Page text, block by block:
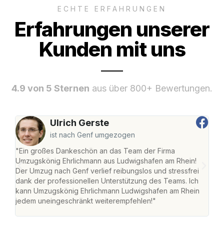
ECHTE ERFAHRUNGEN
Erfahrungen unserer
Kunden mit uns
4.9 von 5 Sternen aus über 800+ Bewertungen.
Ulrich Gerste
ist nach Genf umgezogen
"Ein großes Dankeschön an das Team der Firma
Umzugskönig Ehrlichmann aus Ludwigshafen am Rhein!
Der Umzug nach Genf verlief reibungslos und stressfrei
dank der professionellen Unterstützung des Teams. Ich
kann Umzugskönig Ehrlichmann Ludwigshafen am Rhein
jedem uneingeschränkt weiterempfehlen!"